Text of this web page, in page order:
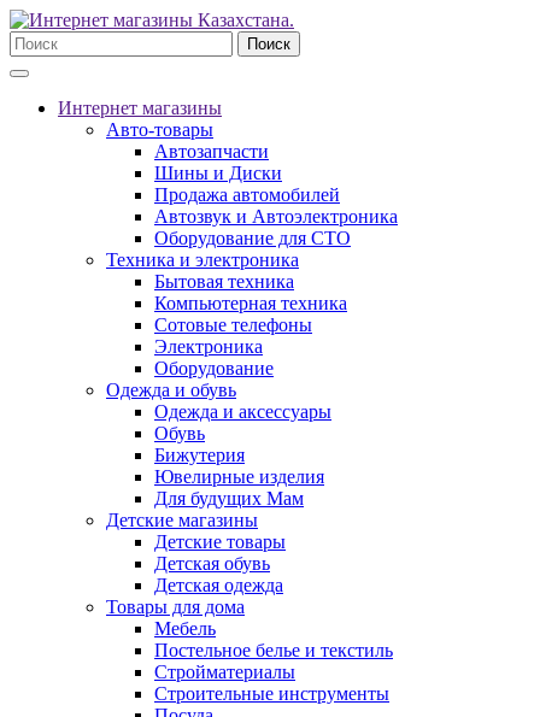
Поиск
Интернет магазины
Авто-товары
Автозапчасти
Шины и Диски
Продажа автомобилей
Автозвук и Автоэлектроника
Оборудование для СТО
Техника и электроника
Бытовая техника
Компьютерная техника
Сотовые телефоны
Электроника
Оборудование
Одежда и обувь
Одежда и аксессуары
Обувь
Бижутерия
Ювелирные изделия
Для будущих Мам
Детские магазины
Детские товары
Детская обувь
Детская одежда
Товары для дома
Мебель
Постельное белье и текстиль
Стройматериалы
Строительные инструменты